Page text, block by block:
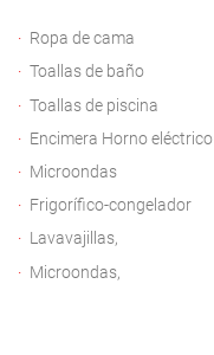
Ropa de cama
Toallas de baño
Toallas de piscina
Encimera Horno eléctrico
Microondas
Frigorífico-congelador
Lavavajillas,
Microondas,